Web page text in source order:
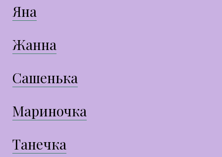
Яна
Жанна
Сашенька
Мариночка
Танечка